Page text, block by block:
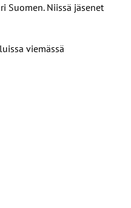
Suomen. Niissä jäsenet
viemässä